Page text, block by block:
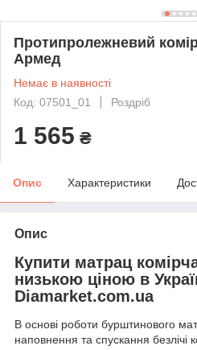
Протипролежневий
Армед
Немає в наявності
Код: 07501_01
Роздріб
1 565 ₴
Опис Характеристики
Опис
Купити матрац
низькою ціною в
Diamarket.com.ua
В основі роботи бурштинового
наповнення та спускання безлічі